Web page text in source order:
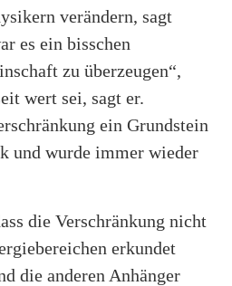
verändern, sagt
es ein bisschen
zu überzeugen“,
wert sei, sagt er.
ein Grundstein
und wurde immer wieder
die Verschränkung nicht
erkundet
die anderen Anhänger